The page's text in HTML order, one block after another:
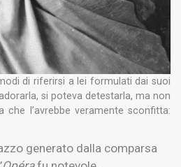
di riferirsi a lei formulati dai suoi
si poteva detestarla, ma non
che l’avrebbe veramente sconfitta:
generato dalla comparsa